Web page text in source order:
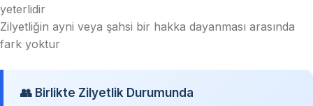
yeterlidir
Zilyetliğin ayni veya şahsi bir hakka dayanması arasında
fark yoktur
👥 Birlikte Zilyetlik Durumunda